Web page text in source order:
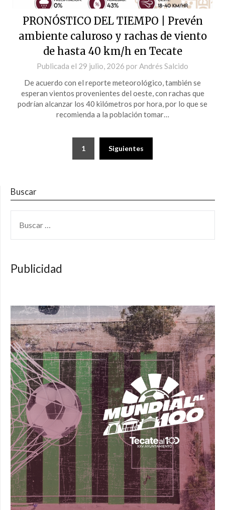
PRONÓSTICO DEL TIEMPO | Prevén
ambiente caluroso y rachas de viento
de hasta 40 km/h en Tecate
Publicada el 29 julio, 2026 por Andrés Salcido
De acuerdo con el reporte meteorológico, también se
esperan vientos provenientes del oeste, con rachas que
podrían alcanzar los 40 kilómetros por hora, por lo que se
recomienda a la población tomar…
1 Siguientes
Buscar
Publicidad